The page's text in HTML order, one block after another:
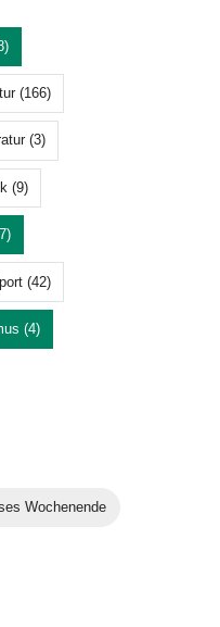
(166)
(3)
(9)
(42)
(4)
Wochenende